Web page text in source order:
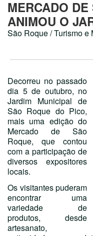
MERCADO
ANIMOU O
São Roque / Turismo e
Decorreu no passado
dia 5 de outubro, no
Jardim Municipal de
São Roque do Pico,
mais uma edição do
Mercado de São
Roque, que contou
com a participação de
diversos expositores
locais.
Os visitantes puderam
encontrar uma
variedade de
produtos, desde
artesanato,